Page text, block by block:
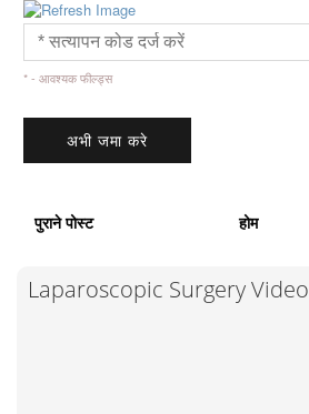
* - आवश्यक फील्ड्स
पुराने पोस्ट होम
Laparoscopic Surgery Video